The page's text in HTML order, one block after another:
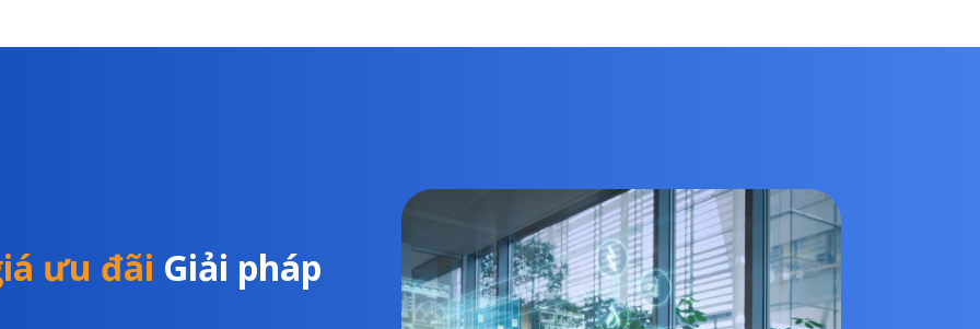
ưu đãi Giải pháp